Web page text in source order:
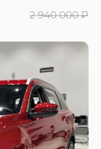
2 940 000 ₽